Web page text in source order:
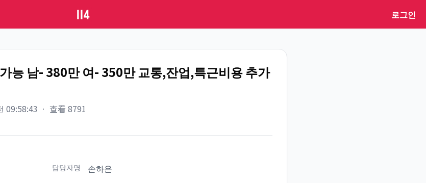
로그인
능 남- 380만 여- 350만 교통,잔업,특근비용 추가
09:58:43 ㆍ 查看 8791
담당자명 손하은